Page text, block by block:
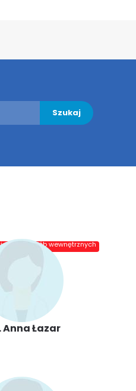
Szukaj
chorób wewnętrznych
Anna Łazar